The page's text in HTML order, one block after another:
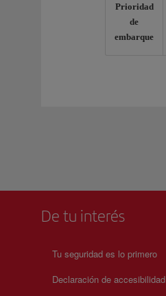
Prioridad
de
embarque
De tu interés
Tu seguridad es lo primero
Declaración de accesibilidad